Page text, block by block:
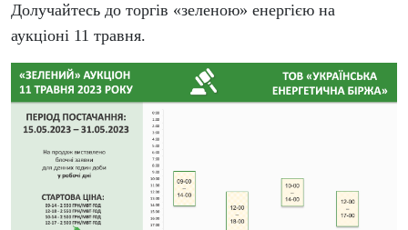
Долучайтесь до торгів «зеленою» енергією на
аукціоні 11 травня.